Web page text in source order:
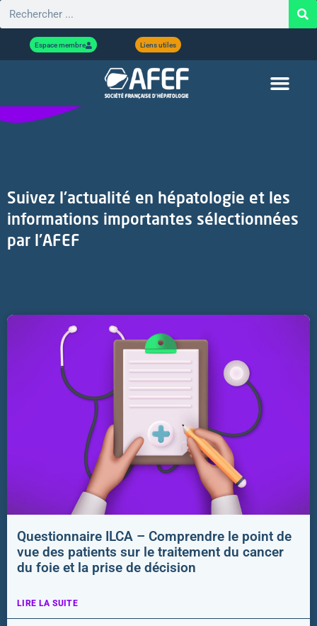
Espace membre Liens utiles
Suivez l'actualité en hépatologie et les
informations importantes sélectionnées
par l'AFEF
Questionnaire ILCA – Comprendre le point de
vue des patients sur le traitement du cancer
du foie et la prise de décision
LIRE LA SUITE